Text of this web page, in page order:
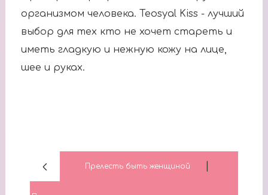
организмом человека. Teosyal Kiss - лучший
выбор для тех кто не хочет стареть и
иметь гладкую и нежную кожу на лице,
шее и руках.
Прелесть быть женщиной